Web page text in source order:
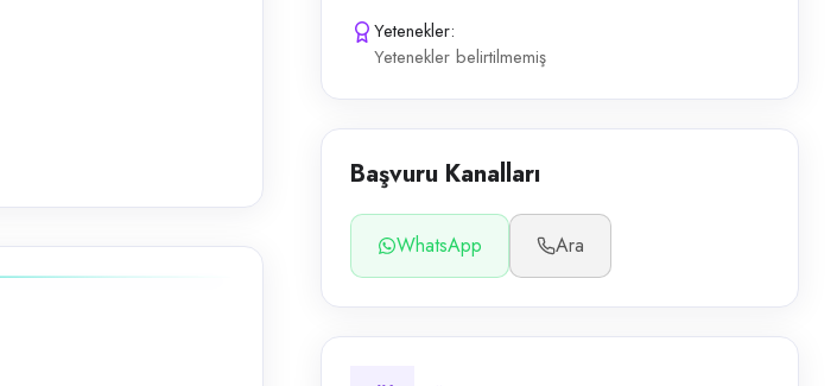
Yetenekler:
Yetenekler belirtilmemiş
Başvuru Kanalları
WhatsApp Ara